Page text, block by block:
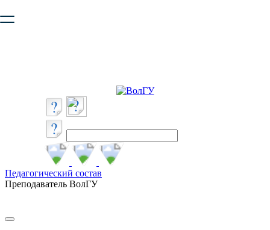
безопасную работу с сайтом. Пожалуйста
Педагогический состав
Преподаватель ВолГУ